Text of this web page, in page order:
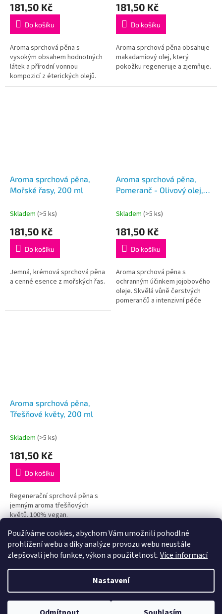
Používáme cookies, abychom Vám umožnili pohodlné
prohlížení webu a díky analýze provozu webu neustále
zlepšovali jeho funkce, výkon a použitelnost.Více informací
Nastavení
181,50 Kč
Do košíku
Aroma sprchová pěna s
vysokým obsahem hodnotných
látek a přírodní vonnou
kompozicí z éterických olejů.
181,50 Kč
Do košíku
Aroma sprchová pěna obsahuje
makadamiový olej, který
pokožku regeneruje a zjemňuje.
Aroma sprchová pěna,
Mořské řasy, 200 ml
Skladem (>5 ks)
181,50 Kč
Do košíku
Jemná, krémová sprchová pěna
a cenné esence z mořských řas.
Aroma sprchová pěna,
Pomeranč - Olivový olej,
Skladem (>5 ks)
181,50 Kč
Do košíku
Aroma sprchová pěna s
ochranným účinkem jojobového
oleje. Skvělá vůně čerstvých
pomerančů a intenzivní péče
Aroma sprchová pěna,
Třešňové květy, 200 ml
Skladem (>5 ks)
181,50 Kč
Do košíku
Regenerační sprchová pěna s
jemným aroma třešňových
květů. 100% vegan.
O
v
á
d
a
c
11položek celkem
Vytvořil Shoptet